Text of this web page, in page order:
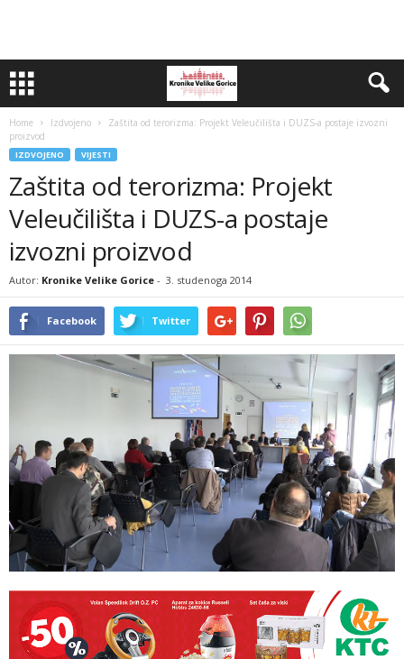
Home Izdvojeno
Zaštita od terorizma: Projekt Veleučilišta i DUZS-a postaje izvozni
proizvod
IZDVOJENO VIJESTI
Zaštita od terorizma: Projekt
Veleučilišta i DUZS-a postaje
izvozni proizvod
Autor: Kronike Velike Gorice - 3. studenoga 2014
Facebook Twitter